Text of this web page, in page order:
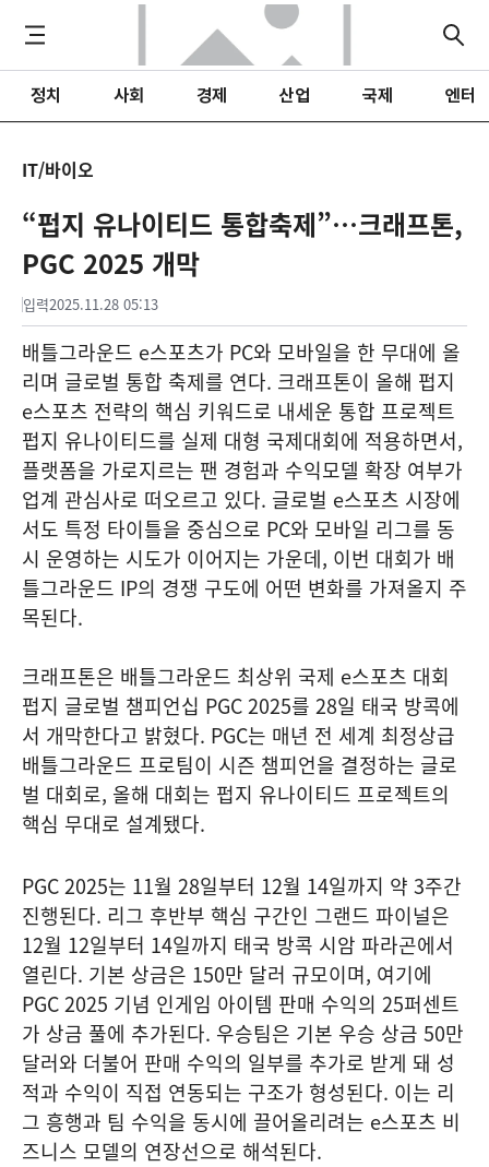
정치 사회 경제 산업 국제 엔터
IT/바이오
“펍지 유나이티드 통합축제”…크래프톤,
PGC 2025 개막
입력2025.11.28 05:13
배틀그라운드 e스포츠가 PC와 모바일을 한 무대에 올
리며 글로벌 통합 축제를 연다. 크래프톤이 올해 펍지
e스포츠 전략의 핵심 키워드로 내세운 통합 프로젝트
펍지 유나이티드를 실제 대형 국제대회에 적용하면서,
플랫폼을 가로지르는 팬 경험과 수익모델 확장 여부가
업계 관심사로 떠오르고 있다. 글로벌 e스포츠 시장에
서도 특정 타이틀을 중심으로 PC와 모바일 리그를 동
시 운영하는 시도가 이어지는 가운데, 이번 대회가 배
틀그라운드 IP의 경쟁 구도에 어떤 변화를 가져올지 주
목된다.
크래프톤은 배틀그라운드 최상위 국제 e스포츠 대회
펍지 글로벌 챔피언십 PGC 2025를 28일 태국 방콕에
서 개막한다고 밝혔다. PGC는 매년 전 세계 최정상급
배틀그라운드 프로팀이 시즌 챔피언을 결정하는 글로
벌 대회로, 올해 대회는 펍지 유나이티드 프로젝트의
핵심 무대로 설계됐다.
PGC 2025는 11월 28일부터 12월 14일까지 약 3주간
진행된다. 리그 후반부 핵심 구간인 그랜드 파이널은
12월 12일부터 14일까지 태국 방콕 시암 파라곤에서
열린다. 기본 상금은 150만 달러 규모이며, 여기에
PGC 2025 기념 인게임 아이템 판매 수익의 25퍼센트
가 상금 풀에 추가된다. 우승팀은 기본 우승 상금 50만
달러와 더불어 판매 수익의 일부를 추가로 받게 돼 성
적과 수익이 직접 연동되는 구조가 형성된다. 이는 리
그 흥행과 팀 수익을 동시에 끌어올리려는 e스포츠 비
즈니스 모델의 연장선으로 해석된다.